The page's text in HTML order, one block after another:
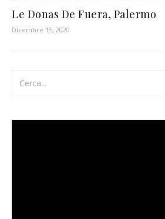
Le Donas De Fuera, Palermo
Dicembre 15, 2020